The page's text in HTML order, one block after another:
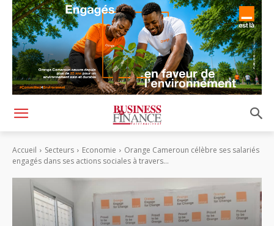
Accueil Secteurs Economie
Orange Cameroun célèbre ses salariés
engagés dans ses actions sociales à travers...